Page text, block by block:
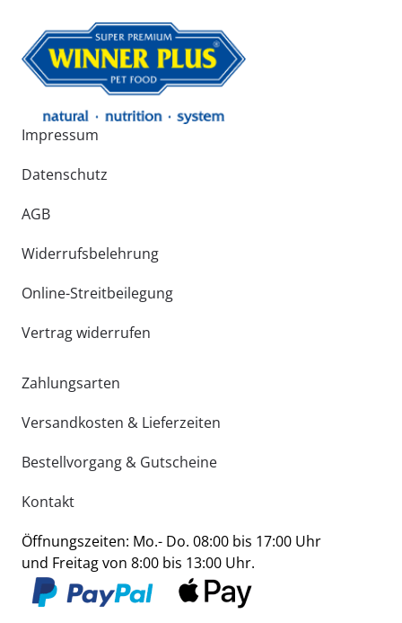
Impressum
Datenschutz
AGB
Widerrufsbelehrung
Online-Streitbeilegung
Vertrag widerrufen
Zahlungsarten
Versandkosten & Lieferzeiten
Bestellvorgang & Gutscheine
Kontakt
Öffnungszeiten: Mo.- Do. 08:00 bis 17:00 Uhr
und Freitag von 8:00 bis 13:00 Uhr.